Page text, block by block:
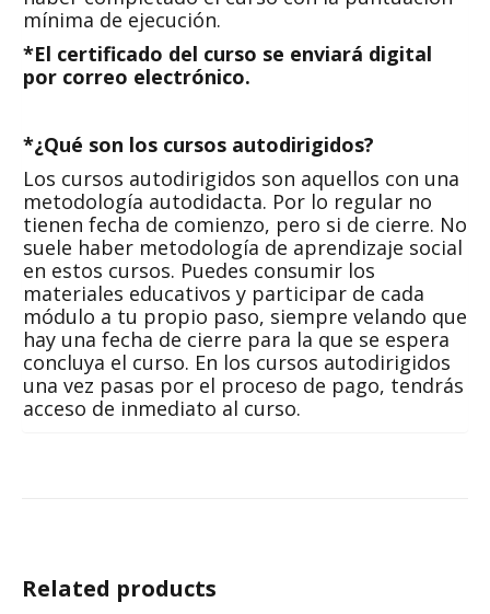
mínima de ejecución.
*El certificado del curso se enviará digital
por correo electrónico.
*¿Qué son los cursos autodirigidos?
Los cursos autodirigidos son aquellos con una
metodología autodidacta. Por lo regular no
tienen fecha de comienzo, pero si de cierre. No
suele haber metodología de aprendizaje social
en estos cursos. Puedes consumir los
materiales educativos y participar de cada
módulo a tu propio paso, siempre velando que
hay una fecha de cierre para la que se espera
concluya el curso. En los cursos autodirigidos
una vez pasas por el proceso de pago, tendrás
acceso de inmediato al curso.
Related products